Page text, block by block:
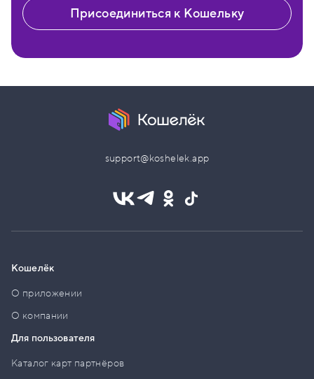
Присоединиться к Кошельку
support@koshelek.app
Кошелёк
О приложении
О компании
Для пользователя
Каталог карт партнёров